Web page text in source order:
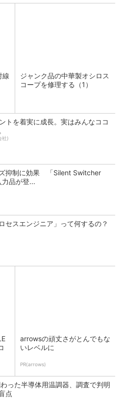
線
ジャンク品の中華製オシロス
コープを修理する（1）
トを着実に成長。実はみんなココ
社)
抑制に効果 「Silent Switcher
品が登...
セスエンジニア」って何するの？
arrowsの頑丈さがとんでもな
いレベルに
PR(arrows)
った半導体用温調器、調査で判明
点